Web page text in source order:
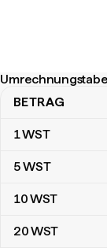
BETRAG
1WST
5WST
10WST
20WST